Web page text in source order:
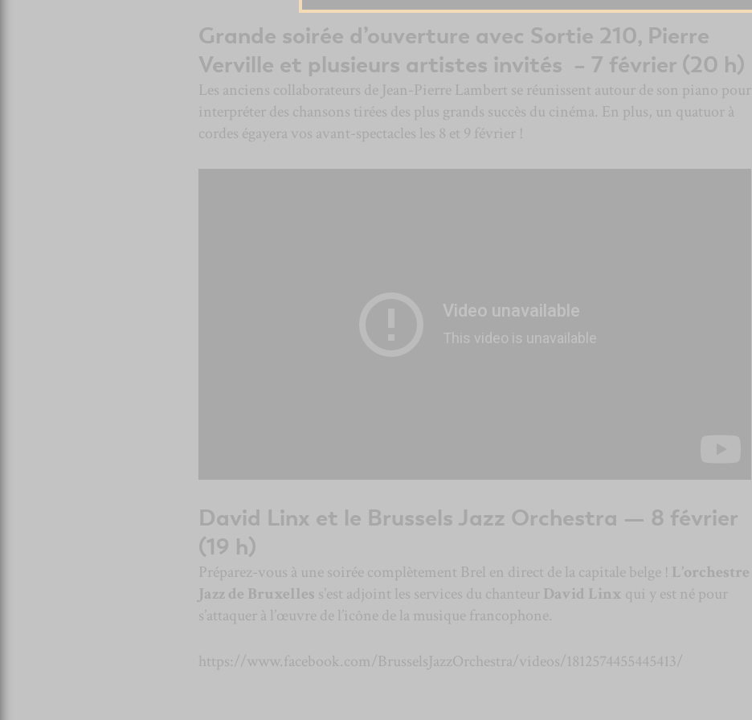
Grande soirée d’ouverture avec Sortie 210, Pierre
Verville et plusieurs artistes invités – 7 février (20 h)
Les anciens collaborateurs de Jean-Pierre Lambert se réunissent autour de son piano pour
interpréter des chansons tirées des plus grands succès du cinéma. En plus, un quatuor à
cordes égayera vos avant-spectacles les 8 et 9 février !
David Linx et le Brussels Jazz Orchestra — 8 février
(19 h)
Préparez-vous à une soirée complètement Brel en direct de la capitale belge ! L’orchestre
Jazz de Bruxelles s’est adjoint les services du chanteurDavid Linx qui y est né pour
s’attaquer à l’œuvre de l’icône de la musique francophone.
https://www.facebook.com/BrusselsJazzOrchestra/videos/1812574455445413/